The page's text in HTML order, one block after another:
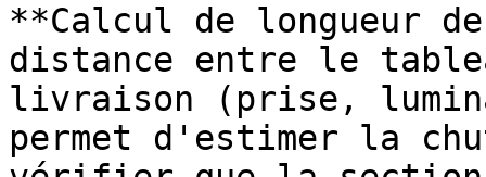
**Calcul de longueur
distance entre le
livraison (prise,
permet d'estimer la